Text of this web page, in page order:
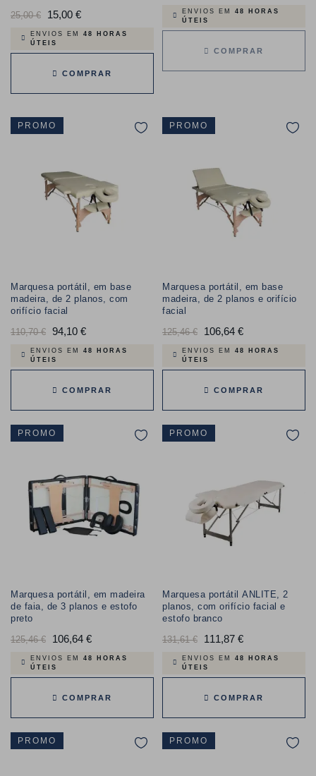
Preço
normal
25,00 € 15,00 €Preço
ENVIOS EM 48 HORAS
ÚTEIS
COMPRAR
ENVIOS EM 48 HORAS
ÚTEIS
COMPRAR
PROMO
Marquesa portátil, em base
madeira, de 2 planos, com
orifício facial
Preço
normal
110,70 € 94,10 €Preço
ENVIOS EM 48 HORAS
ÚTEIS
COMPRAR
PROMO
Marquesa portátil, em base
madeira, de 2 planos e orifício
facial
Preço
normal
125,46 € 106,64 €Preço
ENVIOS EM 48 HORAS
ÚTEIS
COMPRAR
PROMO
Marquesa portátil, em madeira
de faia, de 3 planos e estofo
preto
Preço
normal
125,46 € 106,64 €Preço
ENVIOS EM 48 HORAS
ÚTEIS
COMPRAR
PROMO
Marquesa portátil ANLITE, 2
planos, com orifício facial e
estofo branco
Preço
normal
131,61 € 111,87 €Preço
ENVIOS EM 48 HORAS
ÚTEIS
COMPRAR
PROMO PROMO